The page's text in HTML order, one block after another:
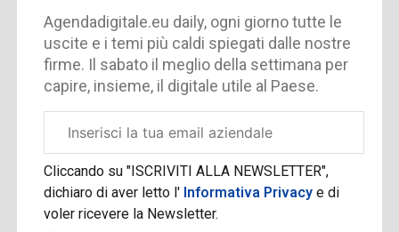
Agendadigitale.eu daily, ogni giorno tutte le
uscite e i temi più caldi spiegati dalle nostre
firme. Il sabato il meglio della settimana per
capire, insieme, il digitale utile al Paese.
aziendale
Cliccando su "ISCRIVITI ALLA NEWSLETTER",
dichiaro di aver letto l' Informativa Privacye di
voler ricevere la Newsletter.